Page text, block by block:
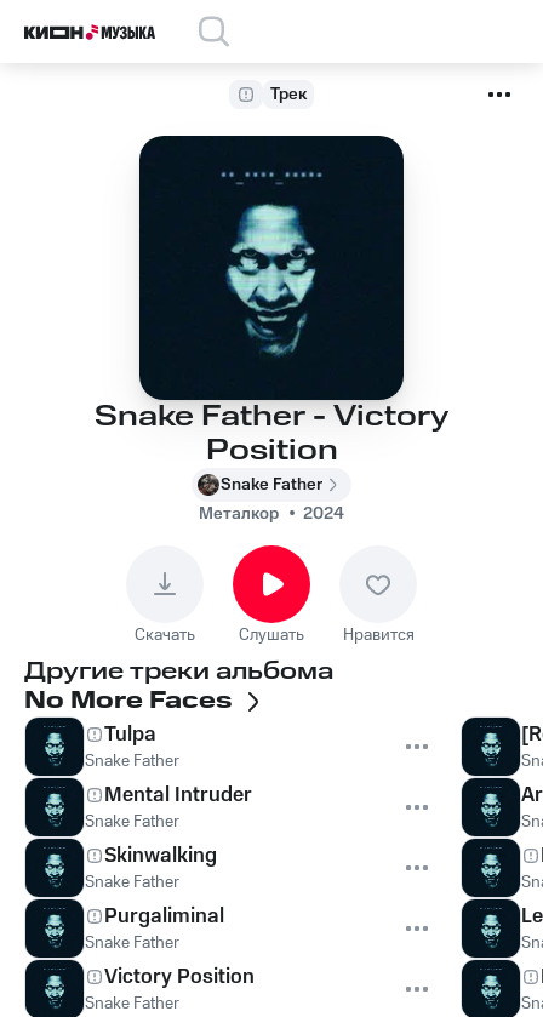
Трек
Snake Father - Victory
Position
Snake Father
Металкор
2024
Скачать Слушать Нравится
Другие треки альбома
No More Faces
Tulpa
Snake Father
Mental Intruder
Snake Father
Skinwalking
Snake Father
Purgaliminal
Snake Father
Victory Position
Snake Father